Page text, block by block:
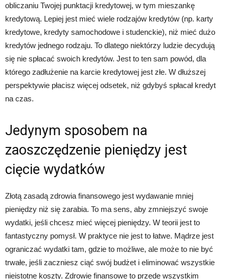
obliczaniu Twojej punktacji kredytowej, w tym mieszankę
kredytową. Lepiej jest mieć wiele rodzajów kredytów (np. karty
kredytowe, kredyty samochodowe i studenckie), niż mieć dużo
kredytów jednego rodzaju. To dlatego niektórzy ludzie decydują
się nie spłacać swoich kredytów. Jest to ten sam powód, dla
którego zadłużenie na karcie kredytowej jest złe. W dłuższej
perspektywie płacisz więcej odsetek, niż gdybyś spłacał kredyt
na czas.
Jedynym sposobem na
zaoszczędzenie pieniędzy jest
cięcie wydatków
Złotą zasadą zdrowia finansowego jest wydawanie mniej
pieniędzy niż się zarabia. To ma sens, aby zmniejszyć swoje
wydatki, jeśli chcesz mieć więcej pieniędzy. W teorii jest to
fantastyczny pomysł. W praktyce nie jest to łatwe. Mądrze jest
ograniczać wydatki tam, gdzie to możliwe, ale może to nie być
trwałe, jeśli zaczniesz ciąć swój budżet i eliminować wszystkie
nieistotne koszty. Zdrowie finansowe to przede wszystkim